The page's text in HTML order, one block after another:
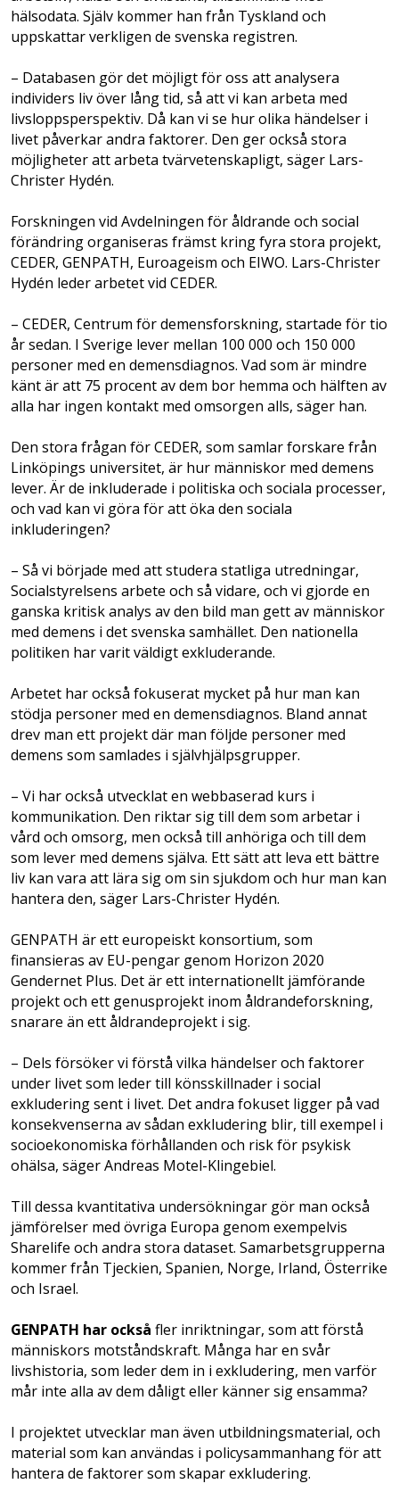
hälsodata. Själv kommer han från Tyskland och
uppskattar verkligen de svenska registren.
– Databasen gör det möjligt för oss att analysera
individers liv över lång tid, så att vi kan arbeta med
livsloppsperspektiv. Då kan vi se hur olika händelser i
livet påverkar andra faktorer. Den ger också stora
möjligheter att arbeta tvärvetenskapligt, säger Lars-
Christer Hydén.
Forskningen vid Avdelningen för åldrande och social
förändring organiseras främst kring fyra stora projekt,
CEDER, GENPATH, Euroageism och EIWO. Lars-Christer
Hydén leder arbetet vid CEDER.
– CEDER, Centrum för demensforskning, startade för tio
år sedan. I Sverige lever mellan 100 000 och 150 000
personer med en demens­diagnos. Vad som är mindre
känt är att 75 procent av dem bor hemma och hälften av
alla har ingen kontakt med omsorgen alls, säger han.
Den stora frågan för CEDER, som samlar forskare från
Linköpings universitet, är hur människor med demens
lever. Är de inkluderade i politiska och sociala processer,
och vad kan vi göra för att öka den sociala
inkluderingen?
– Så vi började med att studera statliga utredningar,
Socialstyrelsens arbete och så vidare, och vi gjorde en
ganska kritisk analys av den bild man gett av människor
med demens i det svenska samhället. Den nationella
politiken har varit väldigt exkluderande.
Arbetet har också fokuserat mycket på hur man kan
stödja personer med en demens­diagnos. Bland annat
drev man ett projekt där man följde personer med
demens som samlades i självhjälpsgrupper.
– Vi har också utvecklat en webbaserad kurs i
kommunikation. Den riktar sig till dem som arbetar i
vård och omsorg, men också till anhöriga och till dem
som lever med demens själva. Ett sätt att leva ett bättre
liv kan vara att lära sig om sin sjukdom och hur man kan
hantera den, säger Lars-Christer Hydén.
GENPATH är ett europeiskt konsortium, som
finansieras av EU-pengar genom Horizon 2020
Gendernet Plus. Det är ett internationellt jäm­förande
projekt och ett genusprojekt inom åldrandeforskning,
snarare än ett åldrande­projekt i sig.
– Dels försöker vi förstå vilka händelser och faktorer
under livet som leder till könsskillnader i social
exkludering sent i livet. Det andra fokuset ligger på vad
konsekvenserna av sådan exkludering blir, till exempel i
socioekonomiska förhållanden och risk för psykisk
ohälsa, säger Andreas Motel-Klingebiel.
Till dessa kvantitativa undersökningar gör man också
jämförelser med övriga Europa genom exempelvis
Sharelife och andra stora dataset. Samarbetsgrupperna
kommer från Tjeckien, Spanien, Norge, Irland, Österrike
och Israel.
GENPATH har också fler inriktningar, som att förstå
människors motståndskraft. Många har en svår
livshistoria, som leder dem in i exkludering, men varför
mår inte alla av dem dåligt eller känner sig ensamma?
I projektet utvecklar man även utbildnings­material, och
material som kan användas i policy­sammanhang för att
hantera de faktorer som skapar exkludering.